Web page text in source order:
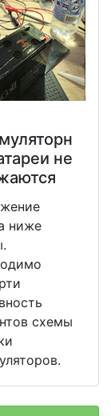
не
ниже
схемы